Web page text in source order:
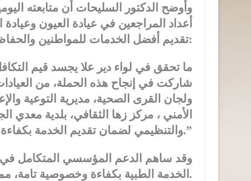
وأوضح الدكتور السليحات أن متابعته
أعداد المراجعين في عيادة العيون
تقديم أفضل الخدمات للمواطنين والحفاظ على خصوصية المرضى. وقال:
شاركت في إنجاح هذه الحملة، من
ولجان القرى الصحية، مديرية التوعية
الأمني ، مركز زها الثقافي، بلدية
والتنظيمي لضمان تقديم الخدمة بكفاءة عالية.”
وقد ساهم الدعم المؤسسي المتكامل في
الخدمة الطبية بكفاءة وخصوصية تامة، مما انعكس إيجابًا على تجربة المراجعين وعزز الثقة بالمبادرة.